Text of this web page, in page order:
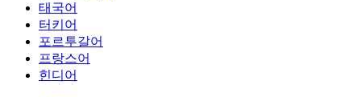
태국어
터키어
포르투갈어
프랑스어
힌디어